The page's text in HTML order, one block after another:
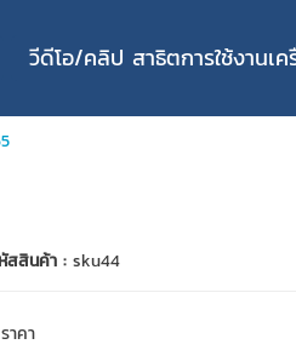
วีดีโอ/คลิป สาธิตการใช้งานเค
สสินค้า : sku44
ราคา